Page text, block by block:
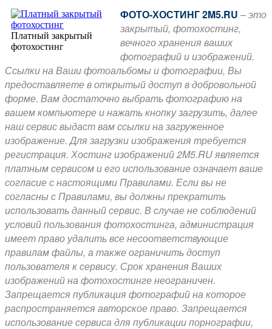
Платный закрытый
фотохостинг
ФОТО-ХОСТИНГ 2M5.RU – это
закрытый, фотохостинг,
вечного хранения ваших
фотографий и изображений.
Ссылки на Ваши фотоальбомы и фотографии, Вы
предоставляете в открытый доступ в добровольной
форме. Вам достаточно выбрать фотографию на
вашем компьютере и нажать кнопку загрузить, далее
наш сервис выдаст вам ссылки на загруженное
изображение. Для загрузки изображения требуется
регистрация. Хостинг изображений 2M5.RU является
платным сервисом и его использование означает ваше
согласие с настоящими Правилами. Если вы не
согласны с Правилами, вы должны прекратить
использовать данный сервис. В случае не соблюдений
условий пользования фотохостинга, администрация
имеет право удалить все несоответствующие
правилам файлы, а также ограничить доступ
пользователя к сервису. Срок хранения Ваших
изображений на фотохостинге неограничен.
Запрещается публикация фотографий на которое
распространяется авторское право. Запрещается
использование сервиса для публикации порнографии,